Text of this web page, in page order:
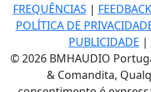
FREQUÊNCIAS | FEEDBACK
POLÍTICA DE
PUBLICIDADE |
© 2026 BMHAUDIO
& Comandita,